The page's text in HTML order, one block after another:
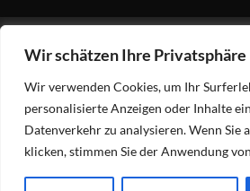
Wir schätzen Ihre Privatsphäre
Wir verwenden Cookies, um Ihr
personalisierte Anzeigen oder Inhalte
Datenverkehr zu analysieren. Wenn Sie
klicken, stimmen Sie der Anwendung
| Powered byWordPress.